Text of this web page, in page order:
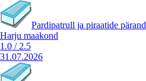
Pardipatrull ja piraatide pärand
Harju maakond
1.0 / 2.5
31.07.2026